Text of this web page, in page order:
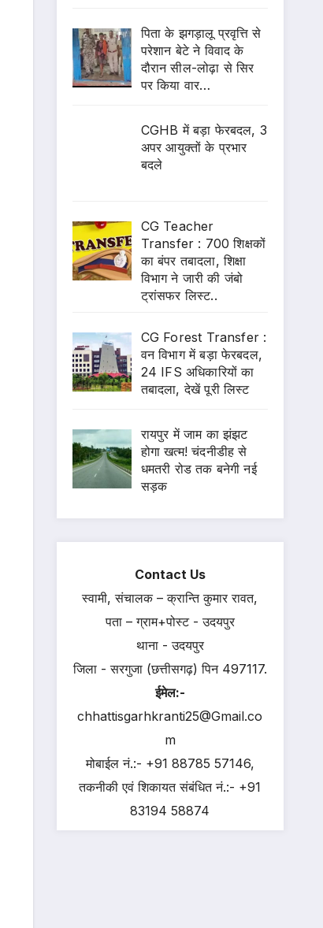
पिता के झगड़ालू प्रवृत्ति से
परेशान बेटे ने विवाद के
दौरान सील-लोढ़ा से सिर
पर किया वार…
CGHB में बड़ा फेरबदल, 3
अपर आयुक्तों के प्रभार
बदले
CG Teacher
Transfer : 700 शिक्षकों
का बंपर तबादला, शिक्षा
विभाग ने जारी की जंबो
ट्रांसफर लिस्ट..
CG Forest Transfer :
वन विभाग में बड़ा फेरबदल,
24 IFS अधिकारियों का
तबादला, देखें पूरी लिस्ट
रायपुर में जाम का झंझट
होगा खत्म! चंदनीडीह से
धमतरी रोड तक बनेगी नई
सड़क
Contact Us
स्वामी, संचालक – क्रान्ति कुमार रावत,
पता – ग्राम+पोस्ट - उदयपुर
थाना - उदयपुर
जिला - सरगुजा (छत्तीसगढ़) पिन 497117.
ईमेल:-
chhattisgarhkranti25@Gmail.co
m
मोबाईल नं.:- +91 88785 57146,
तकनीकी एवं शिकायत संबंधित नं.:- +91
83194 58874